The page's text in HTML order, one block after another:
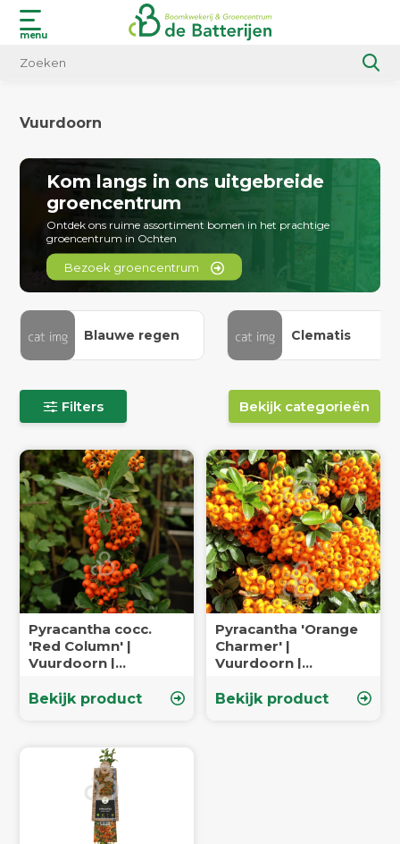
menu
Vuurdoorn
Kom langs in ons uitgebreide
groencentrum
Ontdek ons ruime assortiment bomen in het prachtige
groencentrum in Ochten
Bezoek groencentrum
Blauwe regen Clematis
Filters Bekijk categorieën
Pyracantha cocc.
'Red Column' |
Vuurdoorn |
Bekijk product
Pyracantha 'Orange
Charmer' |
Vuurdoorn |
Bekijk product